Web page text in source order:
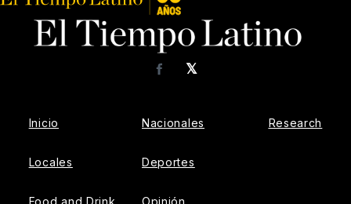
𝕏
Facebook
Inicio
Locales
Food and Drink
Nacionales
Deportes
Opinión
Research